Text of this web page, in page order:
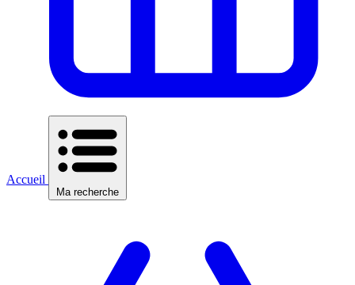
Accueil
Ma recherche